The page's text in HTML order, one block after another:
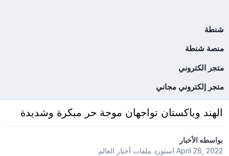
شنطة
منصة شنطة
متجر الكتروني
متجر إلكتروني مجاني
الهند وباكستان تواجهان موجة حر مبكرة وشديدة
بواسطهالأخبار
April 28, 2022استورد ملفات أخبار العالم